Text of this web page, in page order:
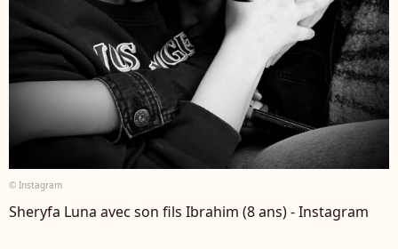
© Instagram
Sheryfa Luna avec son fils Ibrahim (8 ans) - Instagram